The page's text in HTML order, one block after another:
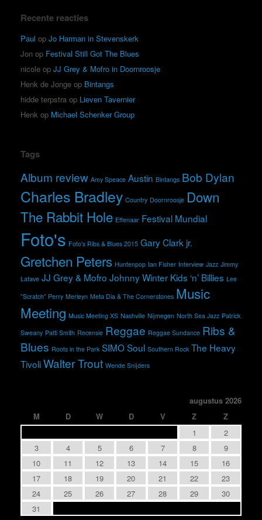
Recente reacties
Paul op Jo Harman in Stevenskerk
Jon op Festival Still Got The Blues
nicole op JJ Grey & Mofro in Doornroosje
Henk de Jonge op Bintangs
hidde terpstra op Lieven Tavernier
Henk op Michael Schenker Group
Tags
Album review Amy Speace Austin Bintangs Bob Dylan
Charles Bradley Country Doornroosje Down
The Rabbit Hole Effenaar Festival Mundial
Foto's Foto's Ribs & Blues 2015 Gary Clark jr.
Gretchen Peters Huntenpop Ian Fisher Interview Jazz Jimmy
Lafave JJ Grey & Mofro Johnny Winter Kids ‘n’ Billies Lee
"Scratch" Perry Merleyn Meta Dia & The Cornerstones Music
Meeting Music Meeting XS Nashville Nijmegen North Sea Jazz Patrick
Sweany Patti Smith Recensie Reggae Reggae Sundance Ribs &
Blues Roots in the Park SIMOSoul Southern Rock The Heavy
TivoliWalter Trout Wende Snijders
augustus 2026
M
D W D V Z
Z
1
2
3
4 5 6 7 8
9
10
11 12 13 14 15
16
17
18 19 20 21 22
23
24
25 26 27 28 29
30
31